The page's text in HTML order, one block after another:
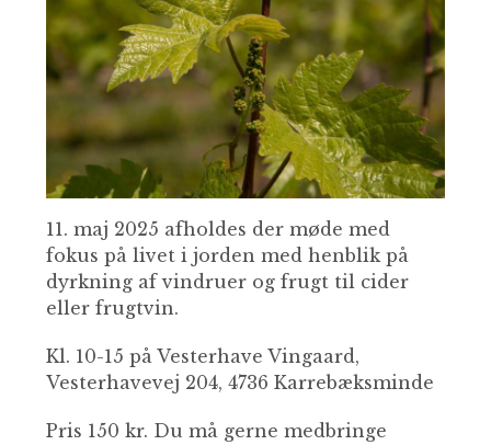
11. maj 2025 afholdes der møde med
fokus på livet i jorden med henblik på
dyrkning af vindruer og frugt til cider
eller frugtvin.
Kl. 10-15 på Vesterhave Vingaard,
Vesterhavevej 204, 4736 Karrebæksminde
Pris 150 kr. Du må gerne medbringe